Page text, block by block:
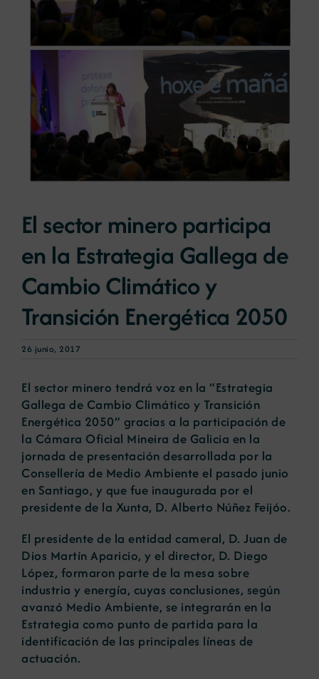
Portal de empleo
Contacto
El sector minero participa
en la Estrategia Gallega de
Cambio Climático y
Transición Energética 2050
26 junio, 2017
El sector minero tendrá voz en la “Estrategia
Gallega de Cambio Climático y Transición
Energética 2050” gracias a la participación de
la Cámara Oficial Mineira de Galicia en la
jornada de presentación desarrollada por la
Consellería de Medio Ambiente el pasado junio
en Santiago, y que fue inaugurada por el
presidente de la Xunta, D. Alberto Núñez Feijóo.
El presidente de la entidad cameral, D. Juan de
Dios Martín Aparicio, y el director, D. Diego
López, formaron parte de la mesa sobre
industria y energía, cuyas conclusiones, según
avanzó Medio Ambiente, se integrarán en la
Estrategia como punto de partida para la
identificación de las principales líneas de
actuación.